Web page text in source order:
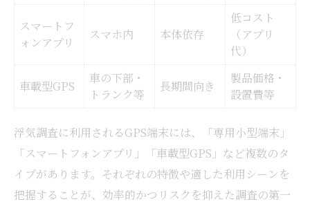
スマートフ
ォンアプリ
スマホ内 本体依存
低コスト
（アプリ
代）
車載型GPS
車の下部・
トランク等
長期間向き
製品価格・
設置費等
浮気調査に利用されるGPS端末には、「専用小型端末」
「スマートフォンアプリ」「車載型GPS」など複数のタ
イプがあります。それぞれの特徴や適した利用シーンを
把握することが、効率的かつリスクを抑えた調査の第一